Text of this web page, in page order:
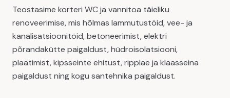
Teostasime korteri WC ja vannitoa täieliku
renoveerimise, mis hõlmas lammutustöid, vee- ja
kanalisatsioonitöid, betoneerimist, elektri
põrandakütte paigaldust, hüdroisolatsiooni,
plaatimist, kipsseinte ehitust, ripplae ja klaasseina
paigaldust ning kogu santehnika paigaldust.